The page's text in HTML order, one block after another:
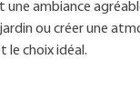
une ambiance
ou créer une
le choix idéal.